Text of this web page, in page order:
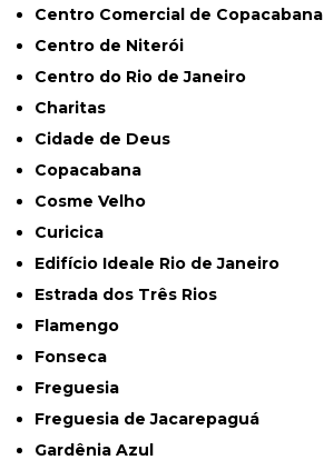
Centro Comercial de Copacabana
Centro de Niterói
Centro do Rio de Janeiro
Charitas
Cidade de Deus
Copacabana
Cosme Velho
Curicica
Edifício Ideale Rio de Janeiro
Estrada dos Três Rios
Flamengo
Fonseca
Freguesia
Freguesia de Jacarepaguá
Gardênia Azul